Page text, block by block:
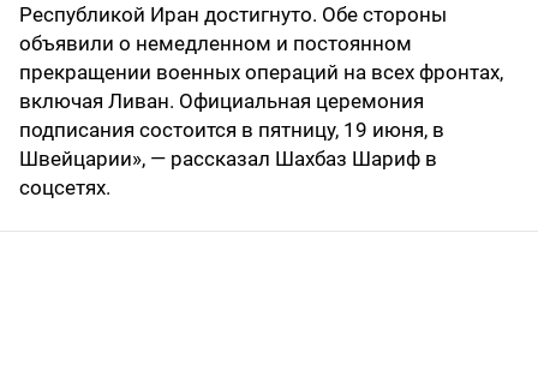
Республикой Иран достигнуто. Обе стороны
объявили о немедленном и постоянном
прекращении военных операций на всех фронтах,
включая Ливан. Официальная церемония
подписания состоится в пятницу, 19 июня, в
Швейцарии», — рассказал Шахбаз Шариф в
соцсетях.